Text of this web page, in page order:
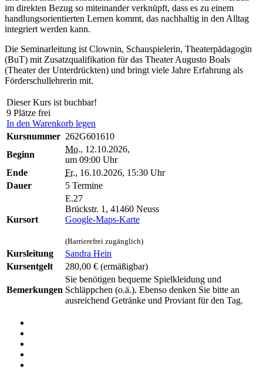
im direkten Bezug so miteinander verknüpft, dass es zu einem
handlungsorientierten Lernen kommt, das nachhaltig in den Alltag
integriert werden kann.
Die Seminarleitung ist Clownin, Schauspielerin, Theaterpädagogin
(BuT) mit Zusatzqualifikation für das Theater Augusto Boals
(Theater der Unterdrückten) und bringt viele Jahre Erfahrung als
Förderschullehrerin mit.
Dieser Kurs ist buchbar!
9 Plätze frei
In den Warenkorb legen
Kursnummer 262G601610
Beginn
Mo., 12.10.2026,
um 09:00 Uhr
Ende
Fr., 16.10.2026, 15:30 Uhr
Dauer
5 Termine
Kursort
E.27
Brückstr. 1, 41460 Neuss
Google-Maps-Karte
(Barrierefrei zugänglich)
Kursleitung
Sandra Hein
Kursentgelt
280,00 € (ermäßigbar)
Bemerkungen
Sie benötigen bequeme Spielkleidung und
Schläppchen (o.ä.). Ebenso denken Sie bitte an
ausreichend Getränke und Proviant für den Tag.